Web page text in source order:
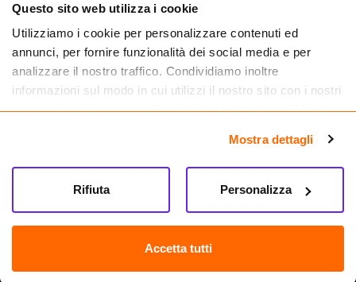
Questo sito web utilizza i cookie
Utilizziamo i cookie per personalizzare contenuti ed
annunci, per fornire funzionalità dei social media e per
analizzare il nostro traffico. Condividiamo inoltre
informazioni sul modo in cui utilizzi il nostro sito con i nostri
partner che si occupano di analisi dei dati web, pubblicità e
informazioni che hai fornito loro o che hanno raccolto dal
tuo utilizzo dei loro servizi.
Mostra dettagli
Accetta tutti
Personalizza
Rifiuta
Farma.it S.a.s. P. IVA 07417261216 REA: NA-884088
CREDITS
Sede legale Via delle Repubbliche Marinare 128, 80147 Napoli